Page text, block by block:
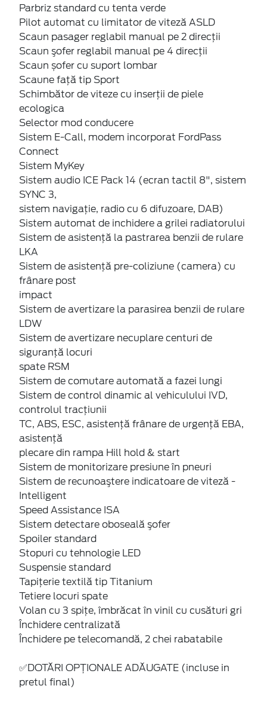
Parbriz standard cu tenta verde
Pilot automat cu limitator de viteză ASLD
Scaun pasager reglabil manual pe 2 direcții
Scaun şofer reglabil manual pe 4 direcții
Scaun șofer cu suport lombar
Scaune faţă tip Sport
Schimbător de viteze cu inserţii de piele
ecologica
Selector mod conducere
Sistem E-Call, modem incorporat FordPass
Connect
Sistem MyKey
Sistem audio ICE Pack 14 (ecran tactil 8", sistem
SYNC 3,
sistem navigaţie, radio cu 6 difuzoare, DAB)
Sistem automat de inchidere a grilei radiatorului
Sistem de asistenţă la pastrarea benzii de rulare
LKA
Sistem de asistenţă pre-coliziune (camera) cu
frânare post
impact
Sistem de avertizare la parasirea benzii de rulare
LDW
Sistem de avertizare necuplare centuri de
siguranță locuri
spate RSM
Sistem de comutare automată a fazei lungi
Sistem de control dinamic al vehiculului IVD,
controlul tracțiunii
TC, ABS, ESC, asistență frânare de urgență EBA,
asistență
plecare din rampa Hill hold & start
Sistem de monitorizare presiune în pneuri
Sistem de recunoaştere indicatoare de viteză -
Intelligent
Speed Assistance ISA
Sistem detectare oboseală şofer
Spoiler standard
Stopuri cu tehnologie LED
Suspensie standard
Tapiţerie textilă tip Titanium
Tetiere locuri spate
Volan cu 3 spițe, îmbrăcat în vinil cu cusături gri
Închidere centralizată
Închidere pe telecomandă, 2 chei rabatabile
✅DOTĂRI OPȚIONALE ADĂUGATE (incluse in
pretul final)